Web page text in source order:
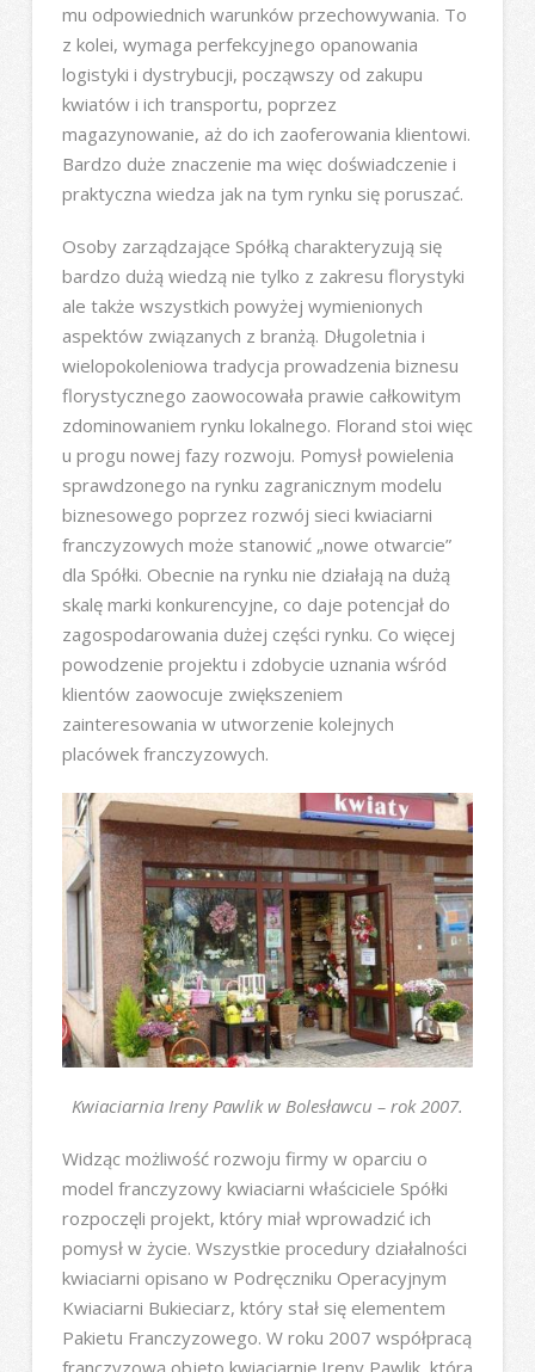
mu odpowiednich warunków przechowywania. To
z kolei, wymaga perfekcyjnego opanowania
logistyki i dystrybucji, począwszy od zakupu
kwiatów i ich transportu, poprzez
magazynowanie, aż do ich zaoferowania klientowi.
Bardzo duże znaczenie ma więc doświadczenie i
praktyczna wiedza jak na tym rynku się poruszać.
Osoby zarządzające Spółką charakteryzują się
bardzo dużą wiedzą nie tylko z zakresu florystyki
ale także wszystkich powyżej wymienionych
aspektów związanych z branżą. Długoletnia i
wielopokoleniowa tradycja prowadzenia biznesu
florystycznego zaowocowała prawie całkowitym
zdominowaniem rynku lokalnego. Florand stoi więc
u progu nowej fazy rozwoju. Pomysł powielenia
sprawdzonego na rynku zagranicznym modelu
biznesowego poprzez rozwój sieci kwiaciarni
franczyzowych może stanowić „nowe otwarcie”
dla Spółki. Obecnie na rynku nie działają na dużą
skalę marki konkurencyjne, co daje potencjał do
zagospodarowania dużej części rynku. Co więcej
powodzenie projektu i zdobycie uznania wśród
klientów zaowocuje zwiększeniem
zainteresowania w utworzenie kolejnych
placówek franczyzowych.
Kwiaciarnia Ireny Pawlik w Bolesławcu – rok 2007.
Widząc możliwość rozwoju firmy w oparciu o
model franczyzowy kwiaciarni właściciele Spółki
rozpoczęli projekt, który miał wprowadzić ich
pomysł w życie. Wszystkie procedury działalności
kwiaciarni opisano w Podręczniku Operacyjnym
Kwiaciarni Bukieciarz, który stał się elementem
Pakietu Franczyzowego. W roku 2007 współpracą